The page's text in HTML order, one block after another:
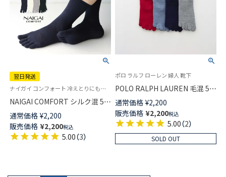
翌日発送
ナイガイ コンフォート 冷えとりにも最適 シルク 絹 5本指 靴下 男性
NAIGAI COMFORT シルク混 5本
指ソックス 無地 親指セパレー
ト ホールガーメント クルー丈
メンズ【365日最短翌日発送】
02300618
通常価格 ¥2,200
販売価格 ¥2,200税込
5.00（3）
ポロ ラルフ ローレン 婦人 靴下
POLO RALPH LAUREN 毛混 5本
指ソックス フェアアイル柄 ク
ルー丈 レディース 日本製
03208702
通常価格 ¥2,200
販売価格 ¥2,200税込
5.00（2）
SOLD OUT